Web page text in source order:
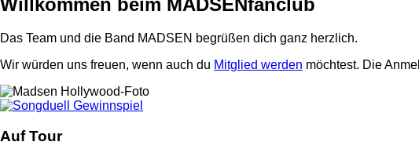
Willkommen beim MADSENfanclub
Das Team und die Band MADSEN begrüßen dich ganz herzlich.
Wir würden uns freuen, wenn auch du Mitglied werden möchtest. Die
Auf Tour